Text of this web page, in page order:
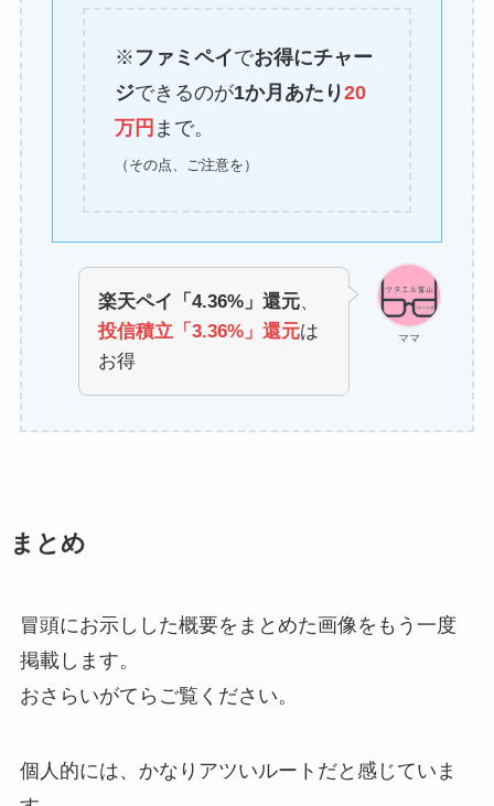
※ ファミペイでお得にチャー
ジできるのが1か月あたり20
万円 まで。
（その点、ご注意を）
ママ
楽天ペイ「4.36%」還元、
投信積立「3.36%」還元は
お得
まとめ
冒頭にお示しした概要をまとめた画像をもう一度
掲載します。
おさらいがてらご覧ください。
個人的には、かなりアツいルートだと感じていま